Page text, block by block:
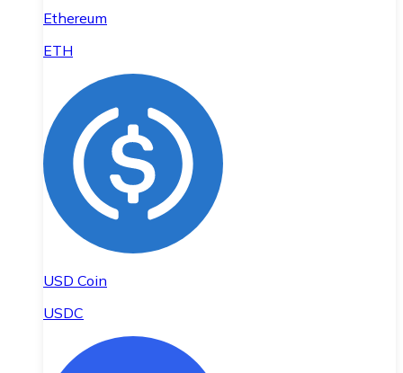
Ethereum
ETH
USD Coin
USDC